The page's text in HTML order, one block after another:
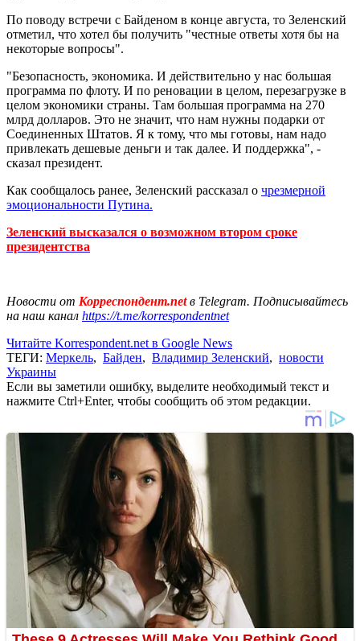
По поводу встречи с Байденом в конце августа, то Зеленский
отметил, что хотел бы получить "честные ответы хотя бы на
некоторые вопросы".
"Безопасность, экономика. И действительно у нас большая
программа по флоту. И по реновации в целом, перезагрузке в
целом экономики страны. Там большая программа на 270
млрд долларов. Это не значит, что нам нужны подарки от
Соединенных Штатов. Я к тому, что мы готовы, нам надо
привлекать дешевые деньги и так далее. И поддержка", -
сказал президент.
Как сообщалось ранее, Зеленский рассказал о чрезмерной
эмоциональности Путина.
Зеленский высказался о возможном втором сроке
президентства
Новости от Корреспондент.netв Telegram. Подписывайтесь
на наш канал https://t.me/korrespondentnet
Читайте Korrespondent.net в Google News
ТЕГИ: Меркель, Байден, Владимир Зеленский, новости
Украины
Если вы заметили ошибку, выделите необходимый текст и
нажмите Ctrl+Enter, чтобы сообщить об этом редакции.